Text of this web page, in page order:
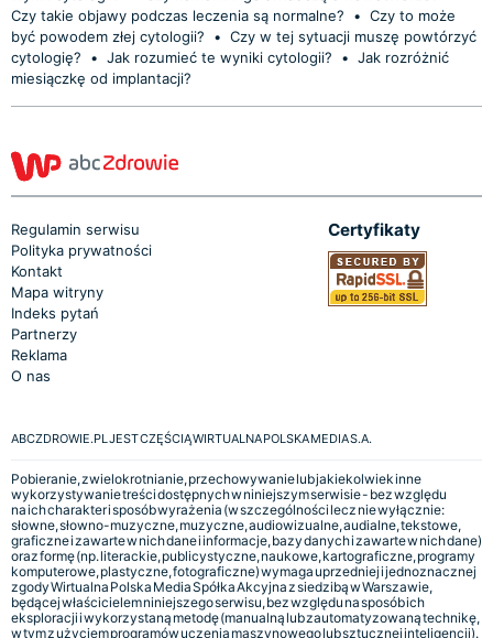
Czy takie objawy podczas leczenia są normalne?
• Czy to może
być powodem złej cytologii?
• Czy w tej sytuacji muszę powtórzyć
cytologię?
• Jak rozumieć te wyniki cytologii? • Jak rozróżnić
miesiączkę od implantacji?
Regulamin serwisu
Polityka prywatności
Kontakt
Mapa witryny
Indeks pytań
Partnerzy
Reklama
O nas
Certyfikaty
ABCZDROWIE.PL JEST CZĘŚCIĄ WIRTUALNA POLSKA MEDIA S.A.
Pobieranie, zwielokrotnianie, przechowywanie lub jakiekolwiek inne
wykorzystywanie treści dostępnych w niniejszym serwisie - bez względu
na ich charakter i sposób wyrażenia (w szczególności lecz nie wyłącznie:
słowne, słowno-muzyczne, muzyczne, audiowizualne, audialne, tekstowe,
graficzne i zawarte w nich dane i informacje, bazy danych i zawarte w nich dane)
oraz formę (np. literackie, publicystyczne, naukowe, kartograficzne, programy
komputerowe, plastyczne, fotograficzne) wymaga uprzedniej i jednoznacznej
zgody Wirtualna Polska Media Spółka Akcyjna z siedzibą w Warszawie,
będącej właścicielem niniejszego serwisu, bez względu na sposób ich
eksploracji i wykorzystaną metodę (manualną lub zautomatyzowaną technikę,
w tym z użyciem programów uczenia maszynowego lub sztucznej inteligencji).